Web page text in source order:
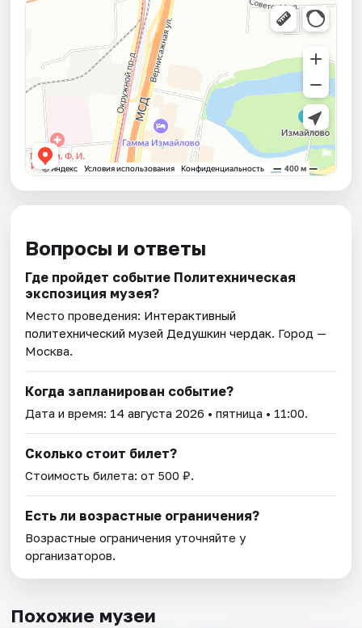
Вопросы и ответы
Где пройдет событие Политехническая
экспозиция музея?
Место проведения: Интерактивный
политехнический музей Дедушкин чердак. Город —
Москва.
Когда запланирован событие?
Дата и время: 14 августа 2026 • пятница • 11:00.
Сколько стоит билет?
Стоимость билета: от 500 ₽.
Есть ли возрастные ограничения?
Возрастные ограничения уточняйте у
организаторов.
Похожие музеи